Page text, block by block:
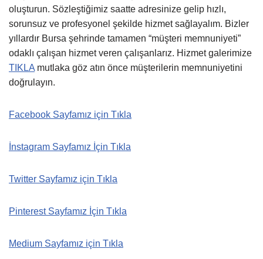
oluşturun. Sözleştiğimiz saatte adresinize gelip hızlı,
sorunsuz ve profesyonel şekilde hizmet sağlayalım. Bizler
yıllardır Bursa şehrinde tamamen “müşteri memnuniyeti”
odaklı çalışan hizmet veren çalışanlarız. Hizmet galerimize
TIKLA mutlaka göz atın önce müşterilerin memnuniyetini
doğrulayın.
Facebook Sayfamız için Tıkla
İnstagram Sayfamız İçin Tıkla
Twitter Sayfamız için Tıkla
Pinterest Sayfamız İçin Tıkla
Medium Sayfamız için Tıkla